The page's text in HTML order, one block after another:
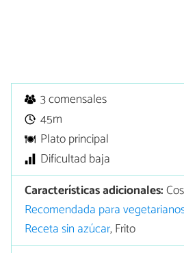
3 comensales
45m
Plato principal
Dificultad baja
Características adicionales:
Recomendada para
Receta sin azúcar, Frito